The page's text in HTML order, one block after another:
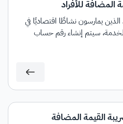
المضافة للأفراد
يمارسون نشاطًا اقتصاديًا في
سيتم إنشاء رقم حساب
القيمة المضافة